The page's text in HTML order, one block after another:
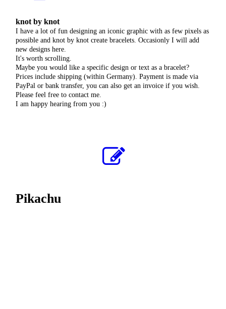
knot by knot
I have a lot of fun designing an iconic graphic with as few pixels as
possible and knot by knot create bracelets. Occasionly I will add
new designs here.
It's worth scrolling.
Maybe you would like a specific design or text as a bracelet?
Prices include shipping (within Germany). Payment is made via
PayPal or bank transfer, you can also get an invoice if you wish.
Please feel free to contact me.
I am happy hearing from you :)
Pikachu